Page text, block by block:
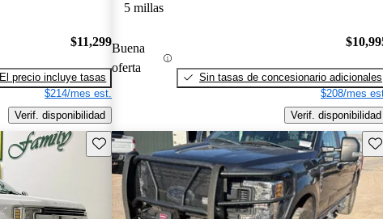
$11,299
El precio incluye tasas
$214/mes est.
Verif. disponibilidad
5 millas
Buena
oferta
Sin tasas de concesionario adicionales
$208/mes
Verif. disponibilidad
Guarda este Aviso